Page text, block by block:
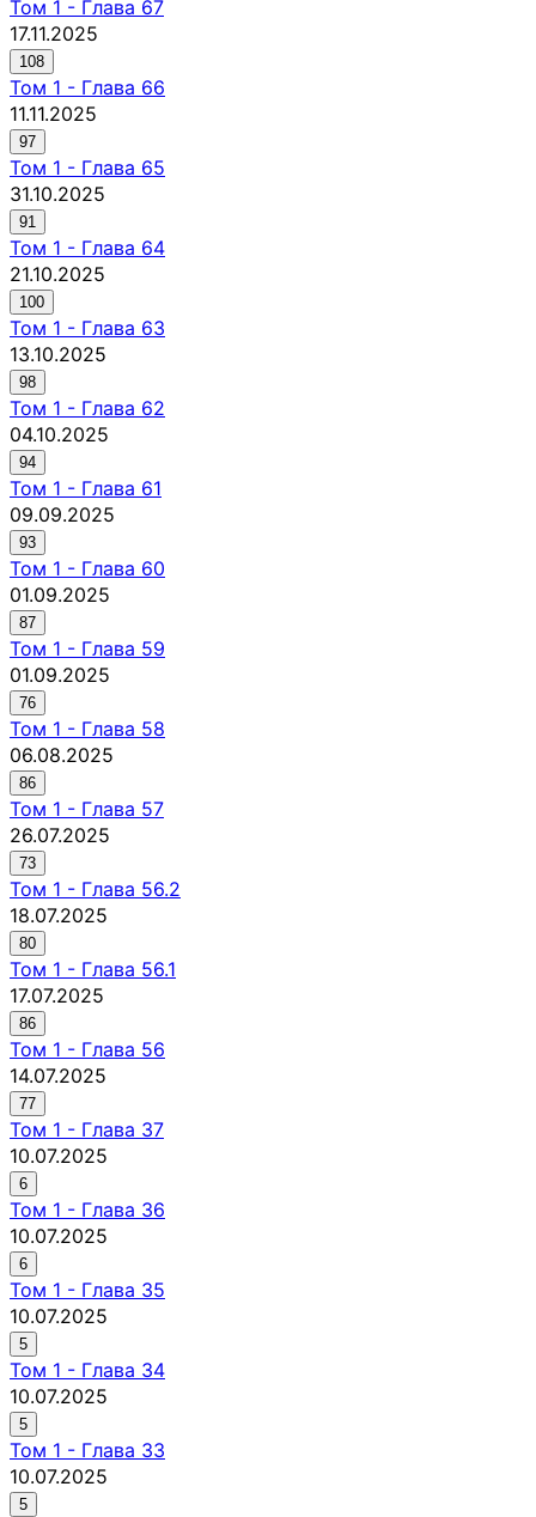
Том 1 - Глава 67
17.11.2025
108
Том 1 - Глава 66
11.11.2025
97
Том 1 - Глава 65
31.10.2025
91
Том 1 - Глава 64
21.10.2025
100
Том 1 - Глава 63
13.10.2025
98
Том 1 - Глава 62
04.10.2025
94
Том 1 - Глава 61
09.09.2025
93
Том 1 - Глава 60
01.09.2025
87
Том 1 - Глава 59
01.09.2025
76
Том 1 - Глава 58
06.08.2025
86
Том 1 - Глава 57
26.07.2025
73
Том 1 - Глава 56.2
18.07.2025
80
Том 1 - Глава 56.1
17.07.2025
86
Том 1 - Глава 56
14.07.2025
77
Том 1 - Глава 37
10.07.2025
6
Том 1 - Глава 36
10.07.2025
6
Том 1 - Глава 35
10.07.2025
5
Том 1 - Глава 34
10.07.2025
5
Том 1 - Глава 33
10.07.2025
5